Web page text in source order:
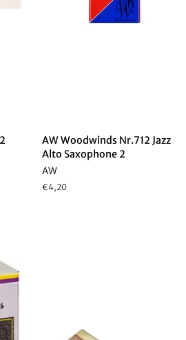
AW Woodwinds Nr.712 Jazz
Alto Saxophone 2
AW
Normaler
€4,20